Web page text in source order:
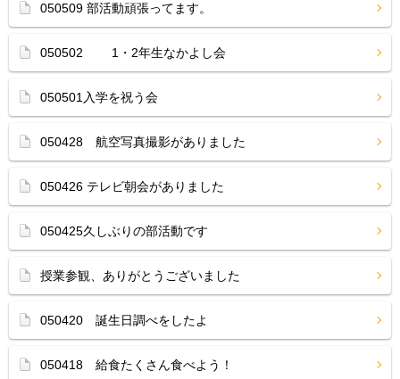
050509 部活動頑張ってます。
050502 1・2年生なかよし会
050501入学を祝う会
050428 航空写真撮影がありました
050426 テレビ朝会がありました
050425久しぶりの部活動です
授業参観、ありがとうございました
050420 誕生日調べをしたよ
050418 給食たくさん食べよう！